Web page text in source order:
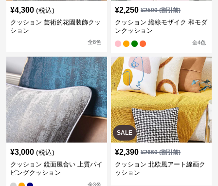
¥4,300 (税込)
クッション 芸術的花園装飾クッ
ション
全8色
¥2,250 ¥2500(割引前)
クッション 縦線モザイク 和モダ
ンクッション
全4色
¥3,000 (税込)
クッション 鏡面風合い 上質パイ
ピングクッション
全3色
SALE
¥2,390 ¥2660(割引前)
クッション 北欧風アート線画ク
ッション